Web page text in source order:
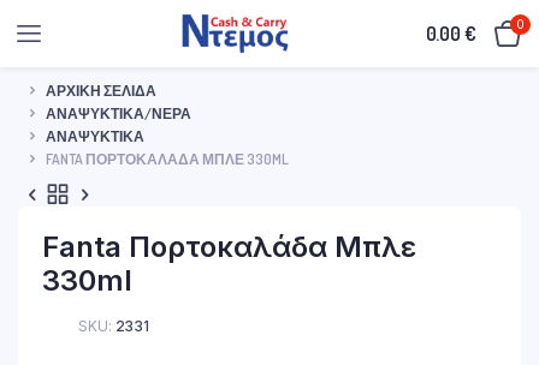
0.00€ 0
ΑΡΧΙΚΉ ΣΕΛΊΔΑ
ΑΝΑΨΥΚΤΙΚΆ/ΝΕΡΆ
ΑΝΑΨΥΚΤΙΚΆ
FANTA ΠΟΡΤΟΚΑΛΆΔΑ ΜΠΛΕ 330ML
Fanta Πορτοκαλάδα Μπλε
330ml
SKU: 2331